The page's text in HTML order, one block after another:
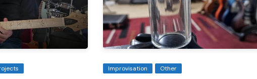
Improvisation Other